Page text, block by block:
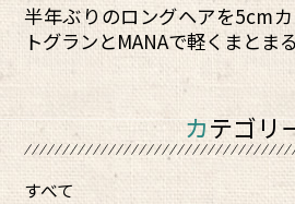
半年ぶりのロングヘアを5cm
トグランとMANAで軽くまとま
カテゴリ
すべて